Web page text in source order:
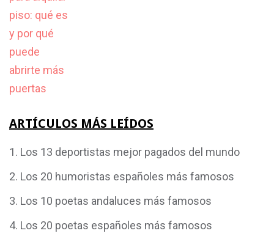
ARTÍCULOS MÁS LEÍDOS
Los 13 deportistas mejor pagados del mundo
Los 20 humoristas españoles más famosos
Los 10 poetas andaluces más famosos
Los 20 poetas españoles más famosos